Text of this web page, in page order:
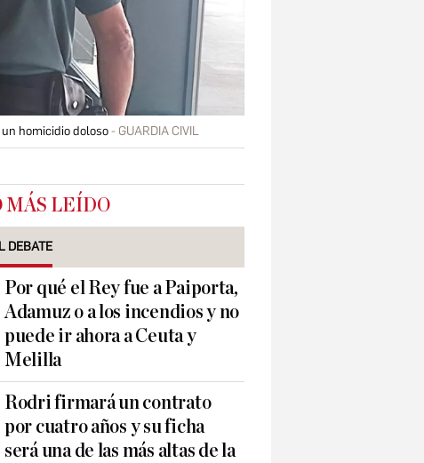
homicidio doloso GUARDIA CIVIL
MÁS LEÍDO
DEBATE
Por qué el Rey fue a Paiporta,
Adamuz o a los incendios y no
puede ir ahora a Ceuta y
Melilla
Rodri firmará un contrato
por cuatro años y su ficha
será una de las más altas de la